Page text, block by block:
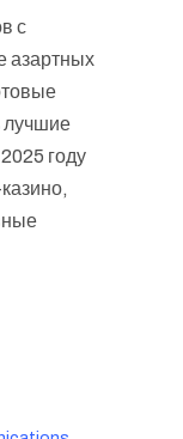
с
азартных
лучшие
году